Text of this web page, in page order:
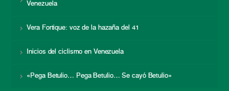
Venezuela
Vera Fortique: voz de la hazaña del 41
Inicios del ciclismo en Venezuela
«Pega Betulio… Pega Betulio… Se cayó Betulio»